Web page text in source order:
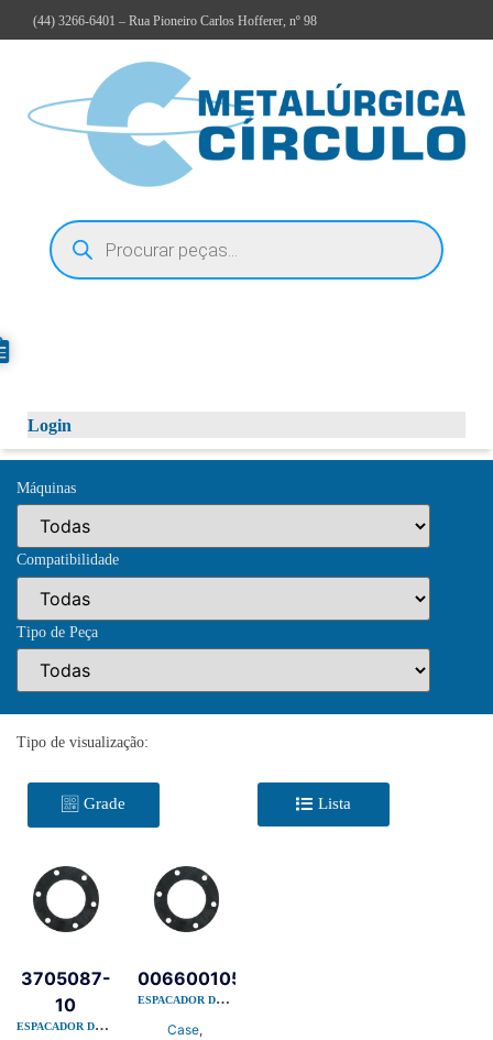
(44) 3266-6401 – Rua Pioneiro Carlos Hofferer, nº 98
Login
Máquinas
Compatibilidade
Tipo de Peça
Tipo de visualização:
Grade Lista
ESPACADOR DO DISCO 10MM
3705087-
10
Case,
ESPACADOR DO DISCO 10MM
0066001053